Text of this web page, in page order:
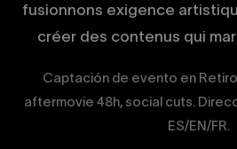
fusionnons exigence
créer des contenus qui
Captación de evento en
aftermovie 48h, social cuts.
ES/EN/FR.